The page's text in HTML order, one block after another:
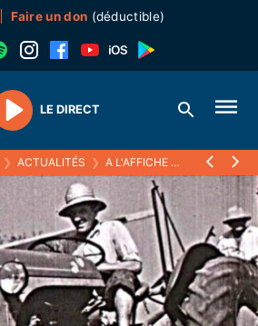
Faire un don (déductible)
Play
LE DIRECT
❯ ACTUALITÉS ❯ A L'AFFICHE ❯ « ROGER